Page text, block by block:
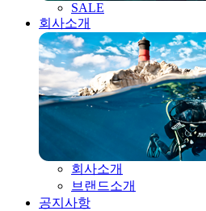
SALE
회사소개
회사소개
브랜드소개
공지사항